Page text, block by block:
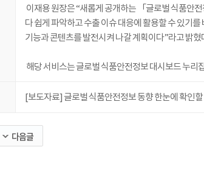
이재용 원장은 “새롭게 공개하는 「글로벌 식품안
다 쉽게 파악하고 수출 이슈 대응에 활용할 수 있기
기능과 콘텐츠를 발전시켜 나갈 계획이다”라고 밝혔
해당 서비스는 글로벌 식품안전정보 대시보드
[보도자료] 글로벌 식품안전정보 동향 한눈에 확인
다음글